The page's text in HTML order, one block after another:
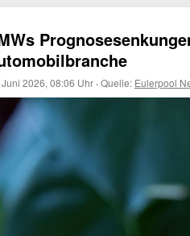
Juni 2026, 08:06 Uhr ·Quelle: Eulerpool